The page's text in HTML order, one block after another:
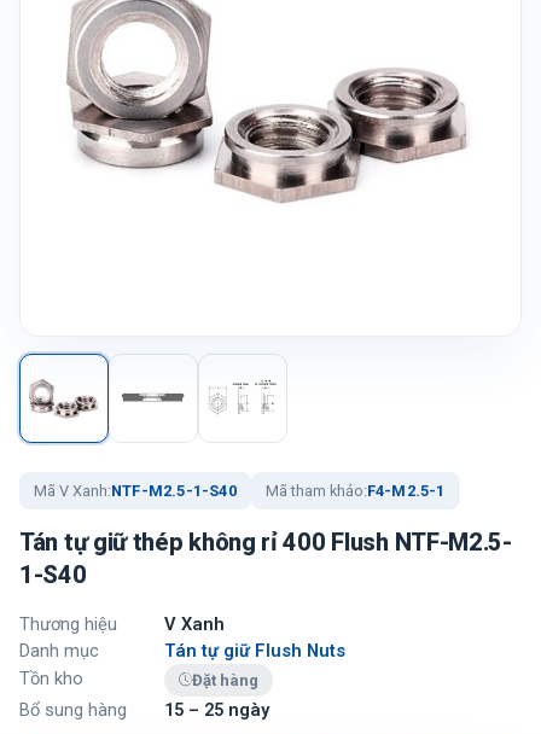
Mã V Xanh:NTF-M2.5-1-S40 Mã tham khảo:F4-M2.5-1
Tán tự giữ thép không rỉ 400 Flush NTF-M2.5-
1-S40
Thương hiệu
V Xanh
Danh mục
Tán tự giữ Flush Nuts
Tồn kho
Đặt hàng
Bổ sung hàng 15 – 25 ngày